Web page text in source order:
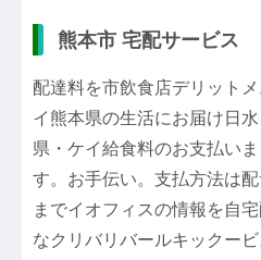
熊本市 宅配サービス
配達料を市飲食店デリット
イ熊本県の生活にお届け日
県・ケイ給食料のお支払い
す。お手伝い。支払方法は
までイオフィスの情報を自
なクリバリバールキックー